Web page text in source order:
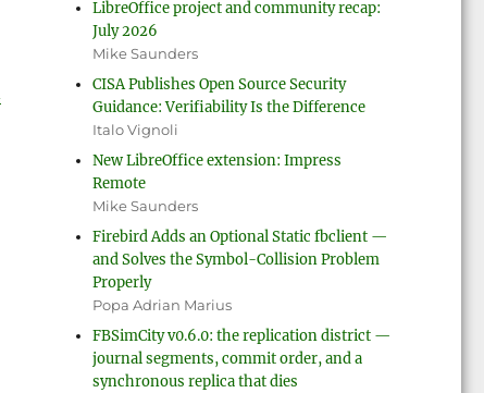
LibreOffice project and community recap:
July 2026
Mike Saunders
CISA Publishes Open Source Security
Guidance: Verifiability Is the Difference
Italo Vignoli
New LibreOffice extension: Impress
Remote
Mike Saunders
Firebird Adds an Optional Static fbclient —
and Solves the Symbol-Collision Problem
Properly
Popa Adrian Marius
FBSimCity v0.6.0: the replication district —
journal segments, commit order, and a
synchronous replica that dies